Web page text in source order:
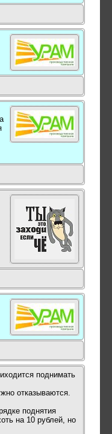
поднимать
отказываются.
поднятия
на 10 рублей, но